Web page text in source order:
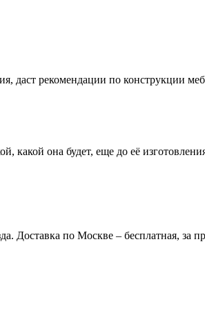
даст рекомендации по конструкции
какой она будет, еще до её
Доставка по Москве –